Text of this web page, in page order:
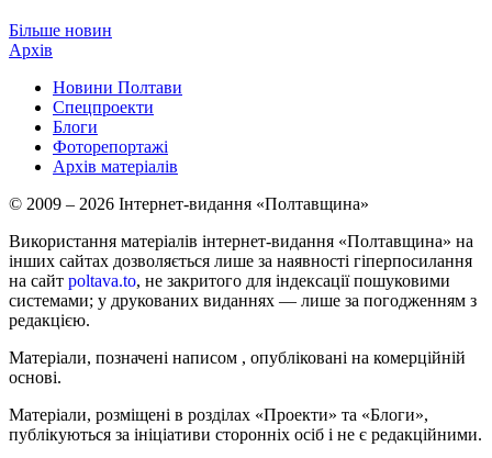
Більше новин
Архів
Новини Полтави
Спецпроекти
Блоги
Фоторепортажі
Архів матеріалів
© 2009 – 2026 Інтернет-видання «Полтавщина»
Використання матеріалів інтернет-видання «Полтавщина» на
інших сайтах дозволяється лише за наявності гіперпосилання
на сайт poltava.to, не закритого для індексації пошуковими
системами; у друкованих виданнях — лише за погодженням з
редакцією.
Матеріали, позначені написом , опубліковані на комерційній
основі.
Матеріали, розміщені в розділах «Проекти» та «Блоги»,
публікуються за ініціативи сторонніх осіб і не є редакційними.